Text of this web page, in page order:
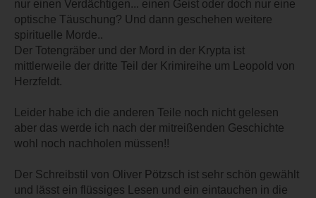
nur einen Verdächtigen... einen Geist oder doch nur eine
optische Täuschung? Und dann geschehen weitere
spirituelle Morde..
Der Totengräber und der Mord in der Krypta ist
mittlerweile der dritte Teil der Krimireihe um Leopold von
Herzfeldt.
Leider habe ich die anderen Teile noch nicht gelesen
aber das werde ich nach der mitreißenden Geschichte
wohl noch nachholen müssen!!
Der Schreibstil von Oliver Pötzsch ist sehr schön gewählt
und lässt ein flüssiges Lesen und ein eintauchen in die